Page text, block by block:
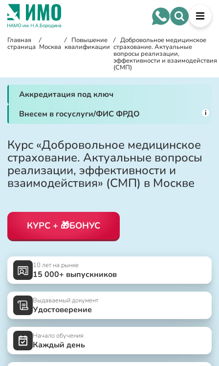
Главная
страница
/
Москва
/ Повышение
квалификации
/ Добровольное медицинское
страхование. Актуальные
вопросы реализации,
эффективности и взаимодействия
(СМП)
Аккредитация под ключ
Внесем в госуслуги/ФИС ФРДО
i
Курс «Добровольное медицинское
страхование. Актуальные вопросы
реализации, эффективности и
взаимодействия» (СМП) в Москве
КУРС + 🎁БОНУС
10 лет на рынке
15 000+ выпускников
Выдаваемый документ
Удостоверение
Начало обучения
Каждый день